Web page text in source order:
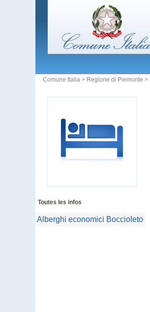
Comune Italia > Regione di Piemonte >
Toutes les infos
Alberghi economici Boccioleto